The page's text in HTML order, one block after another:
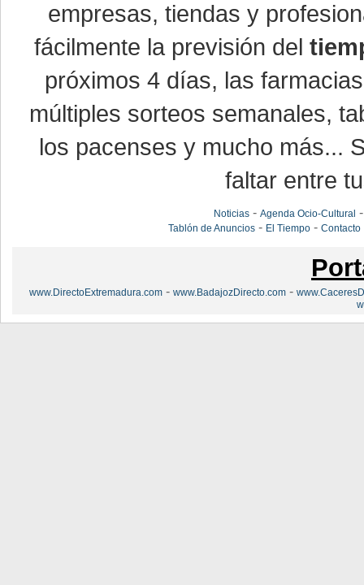
empresas, tiendas y
fácilmente la previsión del
próximos 4 días, las
múltiples sorteos semanales,
los pacenses y mucho más...
faltar entre
Noticias -Agenda Ocio-Cultural
Tablón de Anuncios - El Tiempo -Contacto
www.DirectoExtremadura.com - www.BadajozDirecto.com -